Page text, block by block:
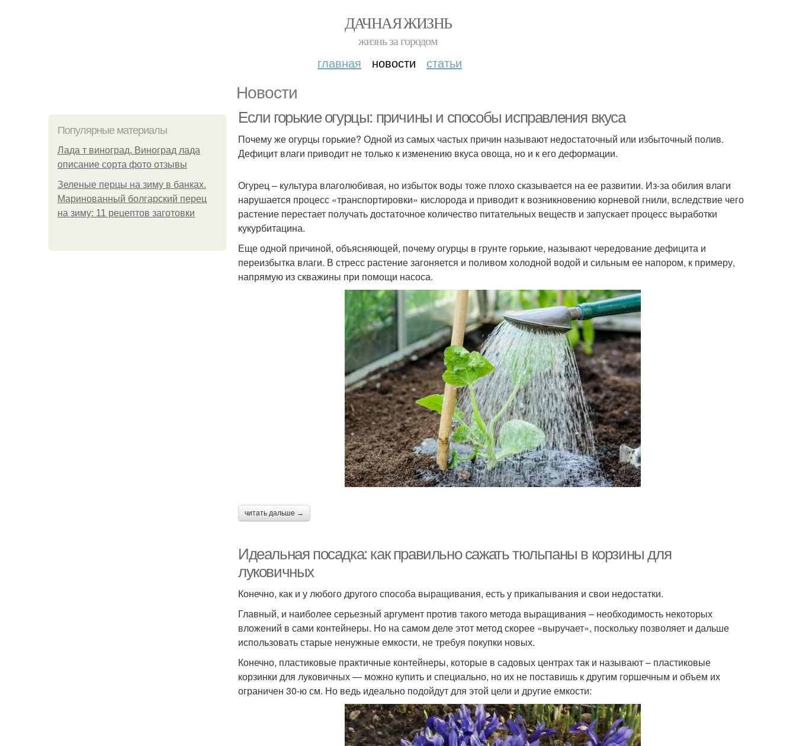
ДАЧНАЯ ЖИЗНЬ
жизнь за городом
главная новости статьи
Новости
Популярные материалы
Лада т виноград. Виноград лада
описание сорта фото отзывы
Зеленые перцы на зиму в банках.
Маринованный болгарский перец
на зиму: 11 рецептов заготовки
Если горькие огурцы: причины и способы исправления вкуса
Почему же огурцы горькие? Одной из самых частых причин называют недостаточный или избыточный полив.
Дефицит влаги приводит не только к изменению вкуса овоща, но и к его деформации.
Огурец – культура влаголюбивая, но избыток воды тоже плохо сказывается на ее развитии. Из-за обилия влаги
нарушается процесс «транспортировки» кислорода и приводит к возникновению корневой гнили, вследствие чего
растение перестает получать достаточное количество питательных веществ и запускает процесс выработки
кукурбитацина.
Еще одной причиной, объясняющей, почему огурцы в грунте горькие, называют чередование дефицита и
переизбытка влаги. В стресс растение загоняется и поливом холодной водой и сильным ее напором, к примеру,
напрямую из скважины при помощи насоса.
читать дальше →
Идеальная посадка: как правильно сажать тюльпаны в корзины для
луковичных
Конечно, как и у любого другого способа выращивания, есть у прикапывания и свои недостатки.
Главный, и наиболее серьезный аргумент против такого метода выращивания – необходимость некоторых
вложений в сами контейнеры. Но на самом деле этот метод скорее «выручает», поскольку позволяет и дальше
использовать старые ненужные емкости, не требуя покупки новых.
Конечно, пластиковые практичные контейнеры, которые в садовых центрах так и называют – пластиковые
корзинки для луковичных — можно купить и специально, но их не поставишь к другим горшечным и объем их
ограничен 30-ю см. Но ведь идеально подойдут для этой цели и другие емкости: